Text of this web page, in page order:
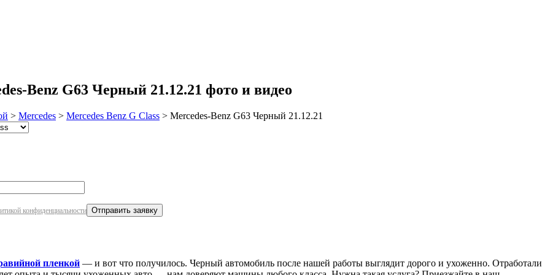
Benz G63 Черный 21.12.21 фото и видео
> Mercedes > Mercedes Benz G Class > Mercedes-Benz G63 Черный 21.12.21
конфиденциальности
пленкой — и вот что получилось. Черный автомобиль после нашей работы выглядит дорого и ухоженно. Отработали